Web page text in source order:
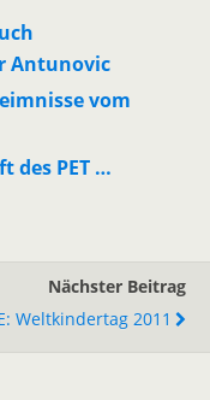
Antunovic
vom
des PET …
Nächster Beitrag
Weltkindertag 2011